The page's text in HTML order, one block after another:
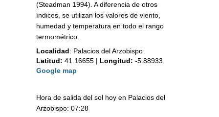
(Steadman 1994). A diferencia de otros
índices, se utilizan los valores de viento,
humedad y temperatura en todo el rango
termométrico.
Localidad: Palacios del Arzobispo
Latitud: 41.16655 | Longitud: -5.88933
Google map
Hora de salida del sol hoy en Palacios del
Arzobispo: 07:28